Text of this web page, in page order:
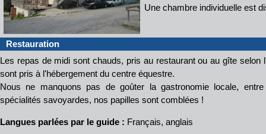
Une chambre individuelle est
Restauration
Les repas de midi sont chauds, pris au restaurant ou au gîte selon
sont pris à l'hébergement du centre équestre.
Nous ne manquons pas de goûter la gastronomie locale,
spécialités savoyardes, nos papilles sont comblées !
Langues parlées par le guide : Français, anglais